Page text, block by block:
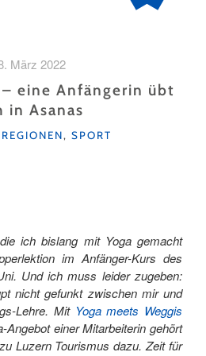
März 2022
eine Anfängerin übt
in Asanas
REGIONEN, SPORT
ich bislang mit Yoga gemacht
im Anfänger-Kurs des
Und ich muss leider zugeben:
nicht gefunkt zwischen mir und
Lehre. Mit Yoga meets Weggis
Angebot einer Mitarbeiterin gehört
Luzern Tourismus dazu. Zeit für